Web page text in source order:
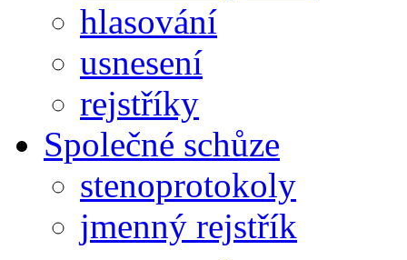
hlasování
usnesení
rejstříky
Společné schůze
stenoprotokoly
jmenný rejstřík